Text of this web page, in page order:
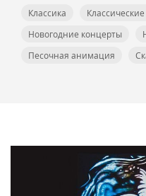
Классика
Новогодние концерты
Песочная анимация